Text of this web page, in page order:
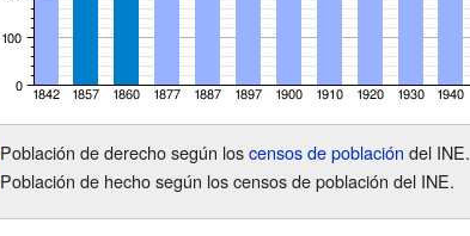
Población de derecho según loscensos de población del INE.
Población de hecho según los censos de población del INE.